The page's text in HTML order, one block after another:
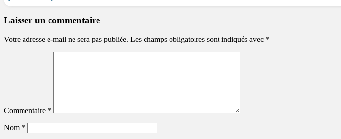
Laisser un commentaire
Votre adresse e-mail ne sera pas publiée. Les champs obligatoires sont indiqués avec *
Commentaire *
Nom *